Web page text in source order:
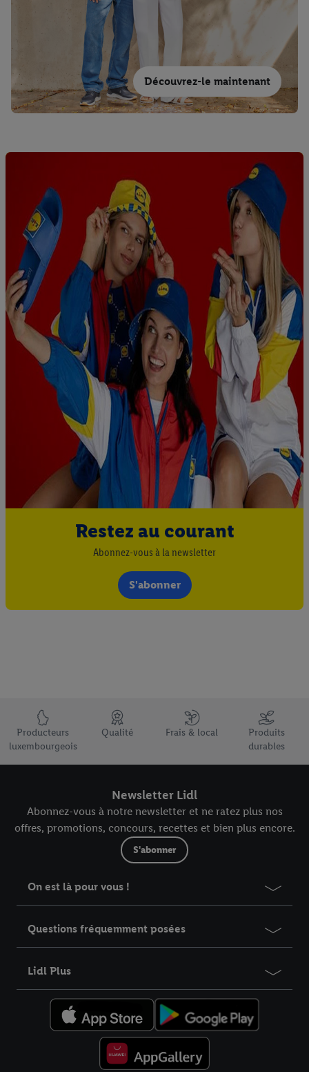
Découvrez-le maintenant
Restez au courant
Abonnez-vous à la newsletter
S'abonner
Élément du pied de page avec les USPs de Lidl Luxembourg
Producteurs
luxembourgeois
Qualité Frais & local
Produits
durables
Newsletter Lidl
Abonnez-vous à notre newsletter et ne ratez plus nos
offres, promotions, concours, recettes et bien plus encore.
S'abonner
On est là pour vous !
Questions fréquemment posées
Lidl Plus